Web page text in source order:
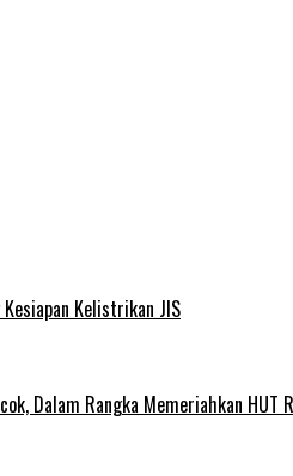
Kesiapan Kelistrikan JIS
Dalam Rangka Memeriahkan HUT